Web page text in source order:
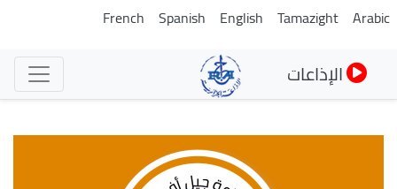
تجاوز
المحتوى
الرئيسي
Tamazight
English
Spanish
French
الإذاعات